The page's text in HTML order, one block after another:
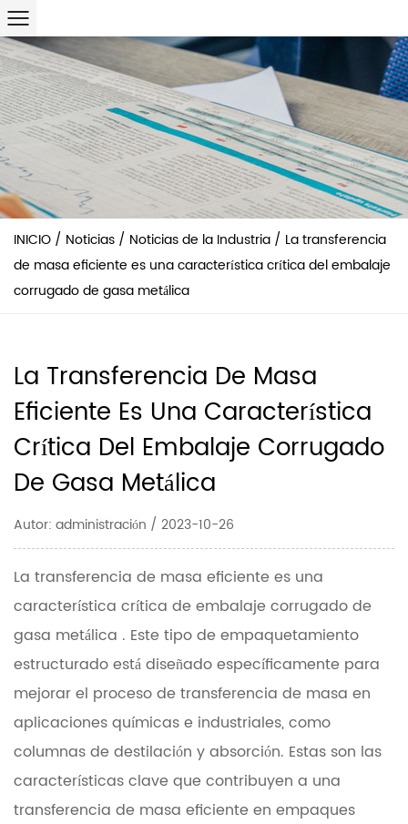
INICIO / Noticias / Noticias de la Industria / La transferencia
de masa eficiente es una característica crítica del embalaje
corrugado de gasa metálica
La Transferencia De Masa
Eficiente Es Una Característica
Crítica Del Embalaje Corrugado
De Gasa Metálica
Autor: administración / 2023-10-26
La transferencia de masa eficiente es una
característica crítica de embalaje corrugado de
gasa metálica . Este tipo de empaquetamiento
estructurado está diseñado específicamente para
mejorar el proceso de transferencia de masa en
aplicaciones químicas e industriales, como
columnas de destilación y absorción. Estas son las
características clave que contribuyen a una
transferencia de masa eficiente en empaques